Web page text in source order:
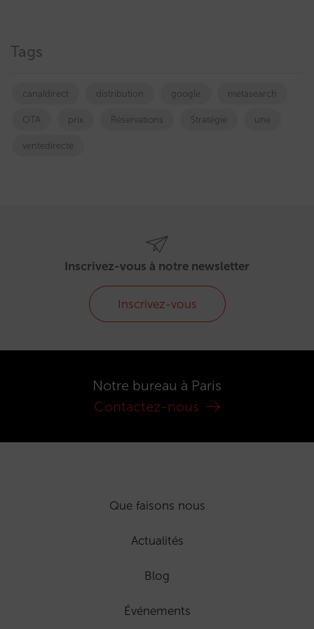
Tags
canaldirect distribution google metasearch
OTA prix Réservations Stratégie une
ventedirecte
Inscrivez-vous à notre newsletter
Inscrivez-vous
Notre bureau à Paris
Contactez-nous
Que faisons nous
Actualités
Blog
Événements